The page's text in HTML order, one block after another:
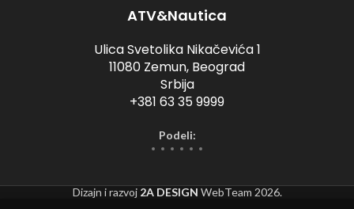
ATV&Nautica
Ulica Svetolika Nikačevića 1
11080 Zemun, Beograd
Srbija
+381 63 35 9999
Podeli:
Dizajn i razvoj2A DESIGN WebTeam 2026.